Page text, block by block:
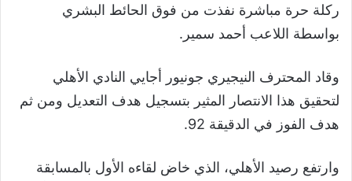
ركلة حرة مباشرة نفذت من فوق الحائط البشري
بواسطة اللاعب أحمد سمير.
وقاد المحترف النيجيري جونيور أجايي النادي الأهلي
لتحقيق هذا الانتصار المثير بتسجيل هدف التعديل ومن ثم
هدف الفوز في الدقيقة 92.
وارتفع رصيد الأهلي، الذي خاض لقاءه الأول بالمسابقة